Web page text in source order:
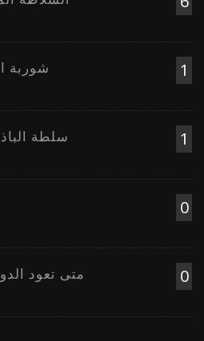
1 شوربة
1 سلطة
0
0
متى تعود